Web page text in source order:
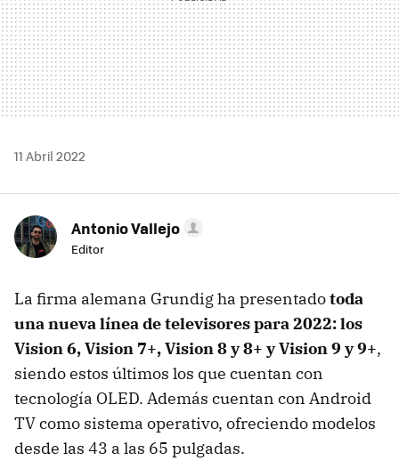
11 Abril 2022
Antonio Vallejo
Editor
La firma alemana Grundig ha presentadotoda
una nueva línea de televisores para 2022: los
Vision 6, Vision 7+, Vision 8 y 8+ y Vision 9 y 9+,
siendo estos últimos los que cuentan con
tecnología OLED. Además cuentan con Android
TV como sistema operativo, ofreciendo modelos
desde las 43 a las 65 pulgadas.